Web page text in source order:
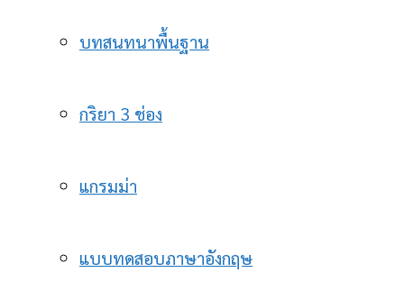
บทสนทนาพื้นฐาน
กริยา 3 ช่อง
แกรมม่า
แบบทดสอบภาษาอังกฤษ